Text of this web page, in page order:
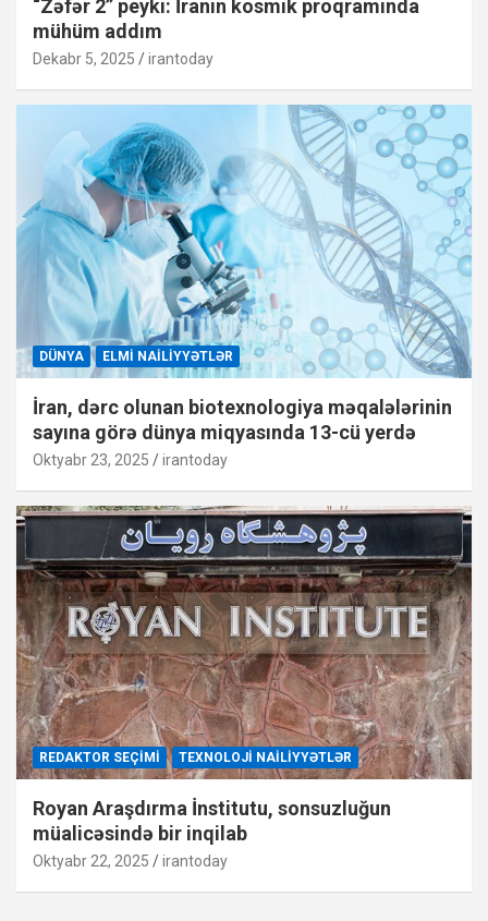
“Zəfər 2” peyki: İranın kosmik proqramında
mühüm addım
Dekabr 5, 2025 irantoday
DÜNYA ELMI NAILIYYƏTLƏR
İran, dərc olunan biotexnologiya məqalələrinin
sayına görə dünya miqyasında 13-cü yerdə
Oktyabr 23, 2025 irantoday
REDAKTOR SEÇIMI TEXNOLOJI NAILIYYƏTLƏR
Royan Araşdırma İnstitutu, sonsuzluğun
müalicəsində bir inqilab
Oktyabr 22, 2025 irantoday